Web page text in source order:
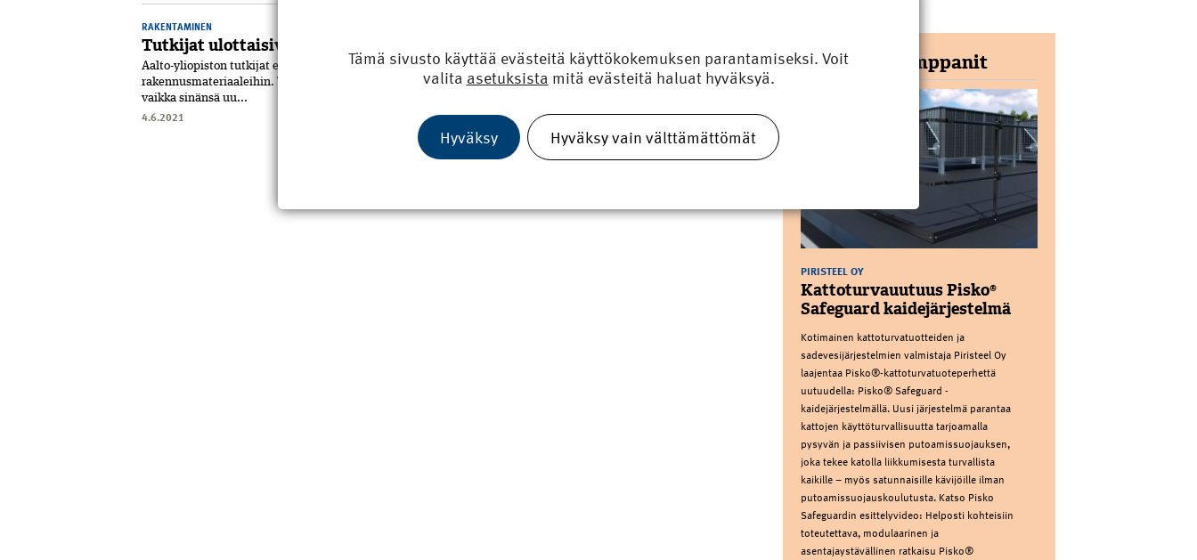
RAKENTAMINEN
Tutkijat ulottaisivat päästö­kaupan materiaaleihin
Aalto-yliopiston tutkijat esittelivät mallin, jolla päästökauppa ulotettaisiin
rakennusmateriaaleihin. Todennäköisesti rakentamisen ja asumisen kustannukset nousisivat kautta linjan,
vaikka sinänsä uu...
4.6.2021
Yhteistyökumppanit
PIRISTEEL OY
Kattoturvauutuus Pisko®
Safeguard kaidejärjestelmä
Kotimainen kattoturvatuotteiden ja
sadevesijärjestelmien valmistaja Piristeel Oy
laajentaa Pisko®-kattoturvatuoteperhettä
uutuudella: Pisko® Safeguard -
kaidejärjestelmällä. Uusi järjestelmä parantaa
kattojen käyttöturvallisuutta tarjoamalla
pysyvän ja passiivisen putoamissuojauksen,
joka tekee katolla liikkumisesta turvallista
kaikille – myös satunnaisille kävijöille ilman
putoamissuojauskoulutusta. Katso Pisko
Safeguardin esittelyvideo: Helposti kohteisiin
toteutettava, modulaarinen ja
asentajaystävällinen ratkaisu Pisko®
Tämä sivusto käyttää evästeitä käyttökokemuksen parantamiseksi. Voit
valita asetuksista mitä evästeitä haluat hyväksyä.
Hyväksy Hyväksy vain välttämättömät